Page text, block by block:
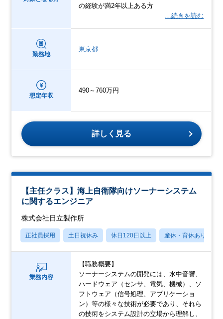
の経験が満2年以上ある方
…続きを読む
勤務地
東京都
想定年収
490～760万円
詳しく見る
【主任クラス】海上自衛隊向けソーナーシステム
に関するエンジニア
株式会社日立製作所
正社員採用 土日祝休み 休日120日以上 産休・育休あり
業務内容
【職務概要】
ソーナーシステムの開発には、水中音響、
ハードウェア（センサ、電気、機械）、ソ
フトウェア（信号処理、アプリケーショ
ン）等の様々な技術が必要であり、それら
の技術をシステム設計の立場から理解し、